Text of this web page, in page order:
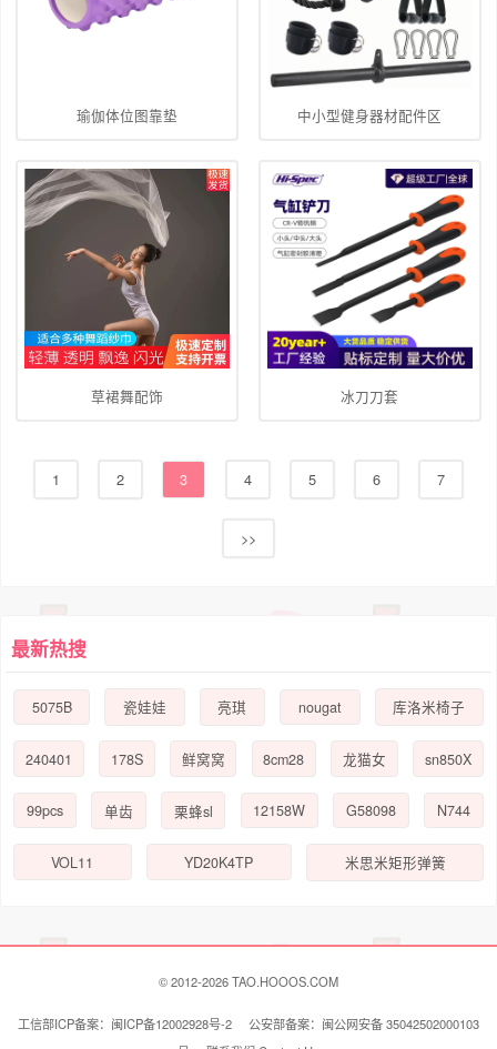
瑜伽体位图靠垫 中小型健身器材配件区
草裙舞配饰 冰刀刀套
1 2 3 4 5 6 7
>>
最新热搜
5075B 瓷娃娃 亮琪 nougat 库洛米椅子
240401 178S 鲜窝窝 8cm28 龙猫女 sn850X
99pcs 单齿 栗蜂sl 12158W G58098 N744
VOL11 YD20K4TP 米思米矩形弹簧
© 2012-2026 TAO.HOOOS.COM
工信部ICP备案：闽ICP备12002928号-2 公安部备案：闽公网安备 35042502000103